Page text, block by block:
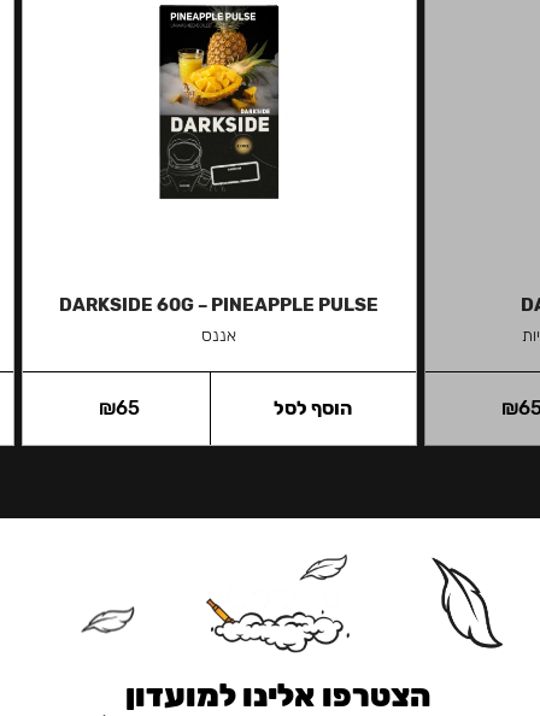
₪
DARKSIDE 60G – PINEAPPLE PULSE
אננס
₪65 הוסף לסל
הצטרפו אלינו למועדון